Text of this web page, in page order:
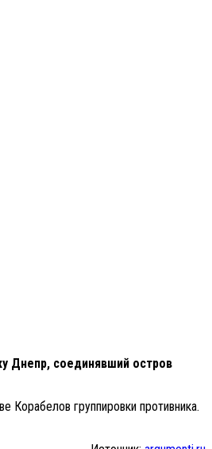
Днепр, соединявший остров
группировки противника.